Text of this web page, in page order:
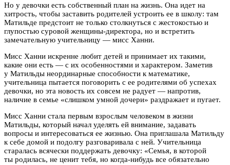
Но у девочки есть собственный план на жизнь. Она идет на
хитрость, чтобы заставить родителей устроить ее в школу: там
Матильде предстоит не только столкнуться с жестокостью и
глупостью суровой женщины-директора, но и встретить
замечательную учительницу — мисс Ханни.
Мисс Ханни искренне любит детей и принимает их такими,
какие они есть — с их особенностями и характером. Заметив
у Матильды неординарные способности к математике,
учительница пытается поговорить с ее родителями об успехах
девочки, но эта новость их совсем не радует — напротив,
наличие в семье «слишком умной дочери» раздражает и пугает.
Мисс Ханни стала первым взрослым человеком в жизни
Матильды, который начал уделять ей внимание, задавать
вопросы и интересоваться ее жизнью. Она приглашала Матильду
к себе домой и подолгу разговаривала с ней. Учительница
старалась всячески поддержать девочку: «Семья, в которой
ты родилась, не ценит тебя, но когда-нибудь все обязательно